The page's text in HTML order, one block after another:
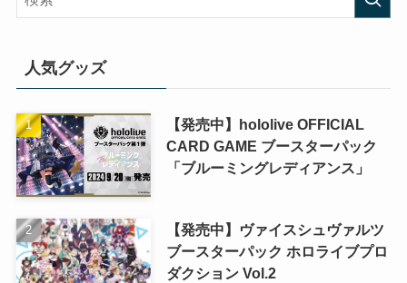
人気グッズ
【発売中】hololive OFFICIAL
CARD GAME ブースターパック
「ブルーミングレディアンス」
【発売中】ヴァイスシュヴァルツ
ブースターパック ホロライブプロ
ダクション Vol.2